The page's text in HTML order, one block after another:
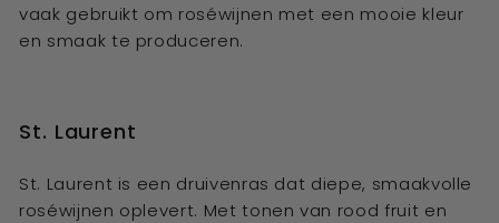
vaak gebruikt om roséwijnen met een mooie kleur
en smaak te produceren.
St. Laurent
St. Laurent is een druivenras dat diepe, smaakvolle
roséwijnen oplevert. Met tonen van rood fruit en